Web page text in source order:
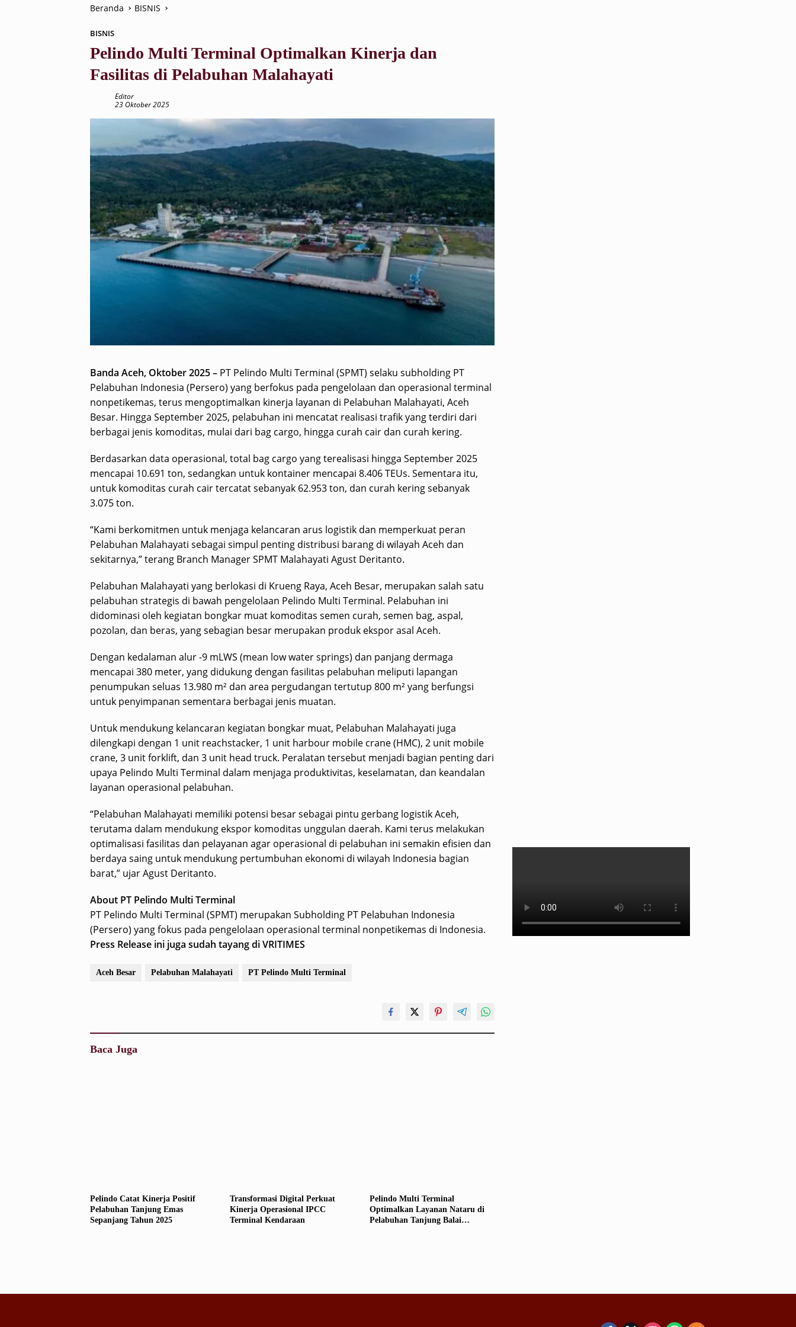
Beranda BISNIS
BISNIS
Pelindo Multi Terminal Optimalkan Kinerja dan
Fasilitas di Pelabuhan Malahayati
Editor
23 Oktober 2025
Banda Aceh, Oktober 2025 – PT Pelindo Multi Terminal (SPMT) selaku subholding PT
Pelabuhan Indonesia (Persero) yang berfokus pada pengelolaan dan operasional terminal
nonpetikemas, terus mengoptimalkan kinerja layanan di Pelabuhan Malahayati, Aceh
Besar. Hingga September 2025, pelabuhan ini mencatat realisasi trafik yang terdiri dari
berbagai jenis komoditas, mulai dari bag cargo, hingga curah cair dan curah kering.
Berdasarkan data operasional, total bag cargo yang terealisasi hingga September 2025
mencapai 10.691 ton, sedangkan untuk kontainer mencapai 8.406 TEUs. Sementara itu,
untuk komoditas curah cair tercatat sebanyak 62.953 ton, dan curah kering sebanyak
3.075 ton.
“Kami berkomitmen untuk menjaga kelancaran arus logistik dan memperkuat peran
Pelabuhan Malahayati sebagai simpul penting distribusi barang di wilayah Aceh dan
sekitarnya,” terang Branch Manager SPMT Malahayati Agust Deritanto.
Pelabuhan Malahayati yang berlokasi di Krueng Raya, Aceh Besar, merupakan salah satu
pelabuhan strategis di bawah pengelolaan Pelindo Multi Terminal. Pelabuhan ini
didominasi oleh kegiatan bongkar muat komoditas semen curah, semen bag, aspal,
pozolan, dan beras, yang sebagian besar merupakan produk ekspor asal Aceh.
Dengan kedalaman alur -9 mLWS (mean low water springs) dan panjang dermaga
mencapai 380 meter, yang didukung dengan fasilitas pelabuhan meliputi lapangan
penumpukan seluas 13.980 m² dan area pergudangan tertutup 800 m² yang berfungsi
untuk penyimpanan sementara berbagai jenis muatan.
Untuk mendukung kelancaran kegiatan bongkar muat, Pelabuhan Malahayati juga
dilengkapi dengan 1 unit reachstacker, 1 unit harbour mobile crane (HMC), 2 unit mobile
crane, 3 unit forklift, dan 3 unit head truck. Peralatan tersebut menjadi bagian penting dari
upaya Pelindo Multi Terminal dalam menjaga produktivitas, keselamatan, dan keandalan
layanan operasional pelabuhan.
“Pelabuhan Malahayati memiliki potensi besar sebagai pintu gerbang logistik Aceh,
terutama dalam mendukung ekspor komoditas unggulan daerah. Kami terus melakukan
optimalisasi fasilitas dan pelayanan agar operasional di pelabuhan ini semakin efisien dan
berdaya saing untuk mendukung pertumbuhan ekonomi di wilayah Indonesia bagian
barat,” ujar Agust Deritanto.
About PT Pelindo Multi Terminal
PT Pelindo Multi Terminal (SPMT) merupakan Subholding PT Pelabuhan Indonesia
(Persero) yang fokus pada pengelolaan operasional terminal nonpetikemas di Indonesia.
Press Release ini juga sudah tayang diVRITIMES
Aceh Besar Pelabuhan Malahayati PT Pelindo Multi Terminal
Baca Juga
Pelindo Catat Kinerja Positif
Pelabuhan Tanjung Emas
Sepanjang Tahun 2025
Transformasi Digital Perkuat
Kinerja Operasional IPCC
Terminal Kendaraan
Pelindo Multi Terminal
Optimalkan Layanan Nataru di
Pelabuhan Tanjung Balai